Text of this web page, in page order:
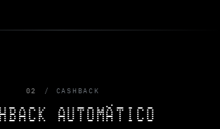
02 CASHBACK
AUTOMÁTICO